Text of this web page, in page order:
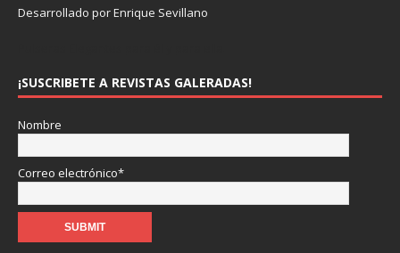
Desarrollado por Enrique Sevillano
¡SUSCRIBETE A REVISTAS GALERADAS!
Nombre
Correo electrónico*